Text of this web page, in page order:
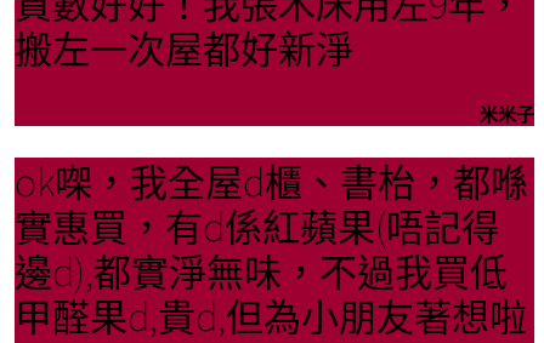
搬左一次屋都好新淨
米米子
ok㗎，我全屋d櫃、書枱，都喺
實惠買，有d係紅蘋果(唔記得
邊d),都實淨無味，不過我買低
甲醛果d,貴d,但為小朋友著想啦